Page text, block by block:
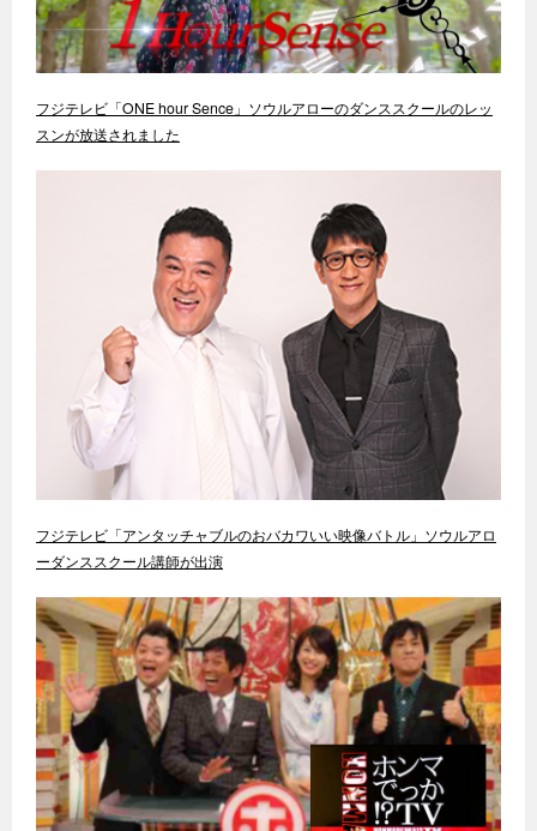
フジテレビ「ONE hour Sence」ソウルアローのダンススクールのレッ
スンが放送されました
フジテレビ「アンタッチャブルのおバカワいい映像バトル」ソウルアロ
ーダンススクール講師が出演